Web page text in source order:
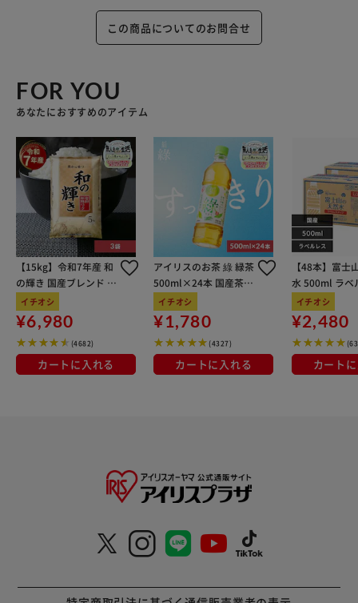
この商品についてのお問合せ
FOR YOU
あなたにおすすめのアイテム
【15kg】令和7年産 和
の輝き 国産ブレンド 5
kg×3袋
イチオシ
¥6,980
(4682)
カートに入れる
アイリスのお茶 綠 緑茶
500ml×24本 国産茶葉
100％使用
イチオシ
¥1,780
(4327)
カートに入れる
【48本】富士
水 500ml ラベ
イチオシ
¥2,480
カート